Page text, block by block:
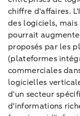
chiffre d'affaires.
des logiciels,
pourrait
proposés par les
(plateformes
commerciales
logicielles
d'un secteur
d'informations